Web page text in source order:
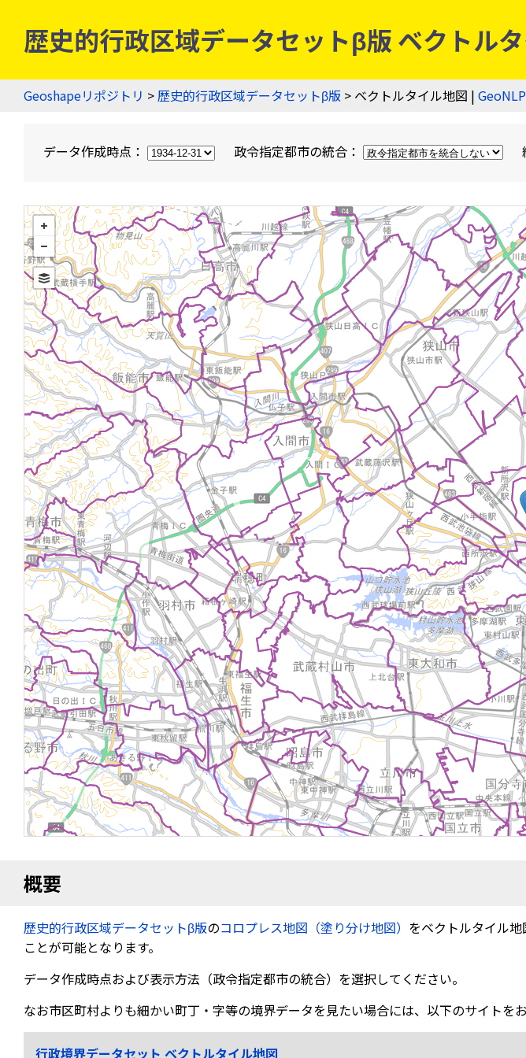
歴史的行政区域データセットβ版 ベクトル
Geoshapeリポジトリ >歴史的行政区域データセットβ版 > ベクトルタイル地図 |
データ作成時点： 政令指定都市の統合：
概要
歴史的行政区域データセットβ版のコロプレス地図（塗り分け地図） をベクトルタイル
ことが可能となります。
データ作成時点および表示方法（政令指定都市の統合）を選択してください。
なお市区町村よりも細かい町丁・字等の境界データを見たい場合には、以下のサイトを
行政境界データセット ベクトルタイル地図